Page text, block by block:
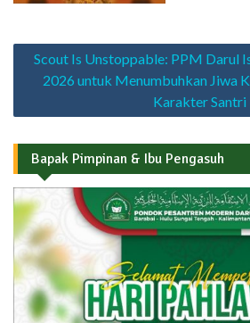
Navigasi
Scout Is Unstoppable: PPM Darul
2026 untuk Menumbuhkan Jiwa
Karakter Santri
Bapak Pimpinan & Ibu Pengasuh